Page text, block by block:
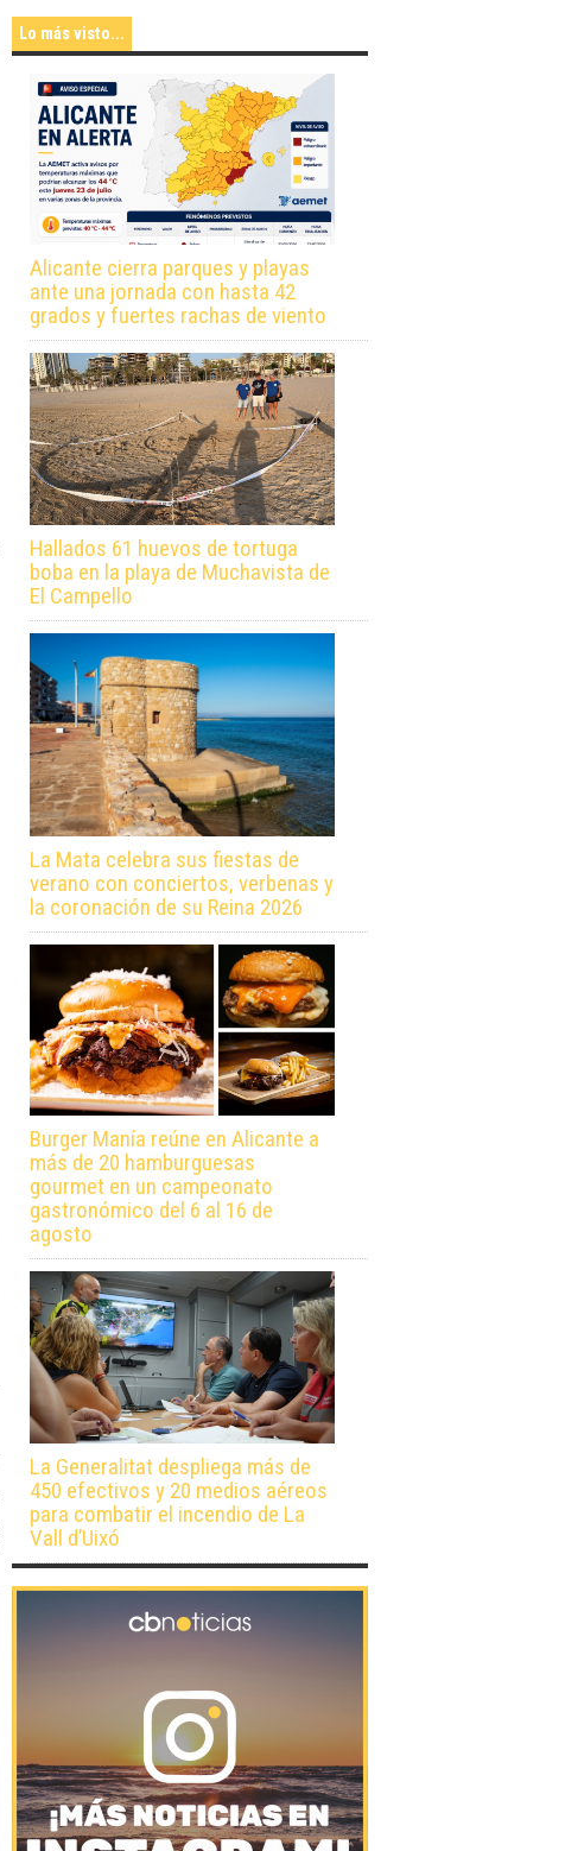
Lo más visto...
Alicante cierra parques y playas
ante una jornada con hasta 42
grados y fuertes rachas de viento
Hallados 61 huevos de tortuga
boba en la playa de Muchavista de
El Campello
La Mata celebra sus fiestas de
verano con conciertos, verbenas y
la coronación de su Reina 2026
Burger Manía reúne en Alicante a
más de 20 hamburguesas
gourmet en un campeonato
gastronómico del 6 al 16 de
agosto
La Generalitat despliega más de
450 efectivos y 20 medios aéreos
para combatir el incendio de La
Vall d’Uixó